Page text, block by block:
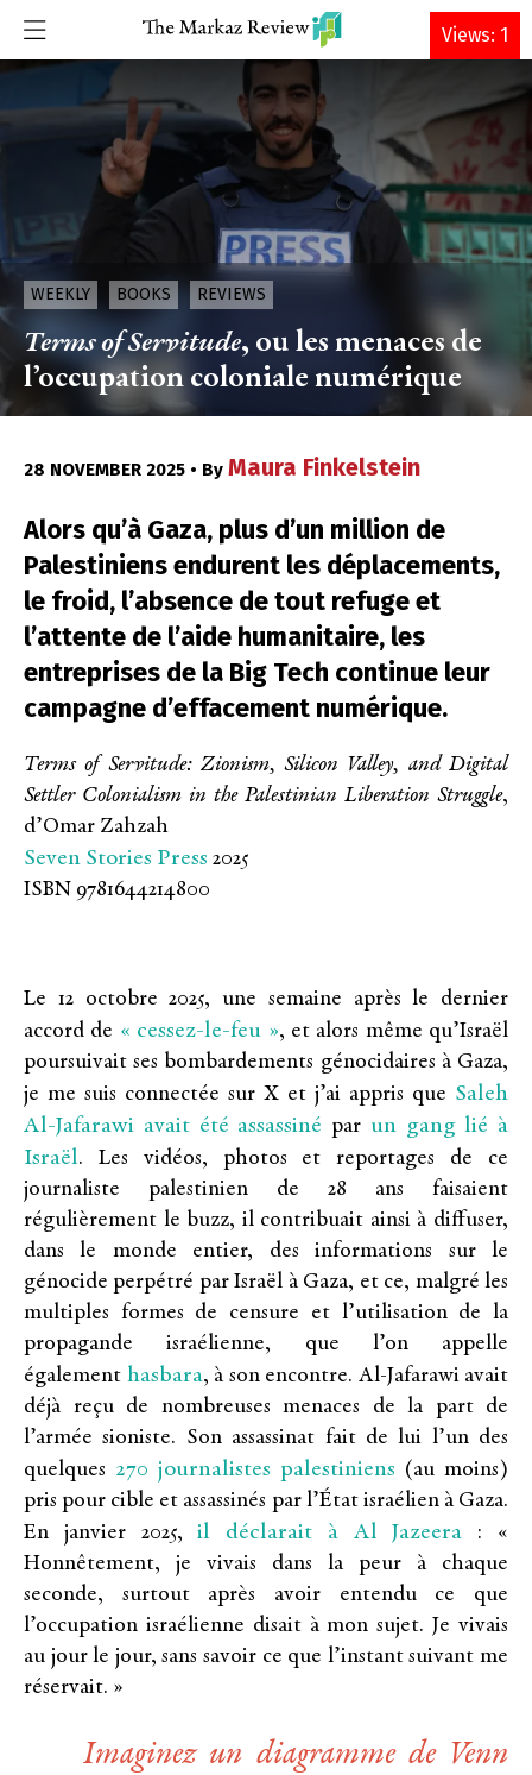
DONATE
WEEKLY BOOKS REVIEWS
Terms of Servitude, ou les menaces de
l’occupation coloniale numérique
28 NOVEMBER 2025 • By Maura Finkelstein
Alors qu’à Gaza, plus d’un million de
Palestiniens endurent les déplacements,
le froid, l’absence de tout refuge et
l’attente de l’aide humanitaire, les
entreprises de la Big Tech continue leur
campagne d’effacement numérique.
Terms of Servitude: Zionism, Silicon Valley, and Digital
Settler Colonialism in the Palestinian Liberation Struggle,
d’Omar Zahzah
Seven Stories Press 2025
ISBN 9781644214800
Le 12 octobre 2025, une semaine après le dernier
accord de « cessez-le-feu », et alors même qu’Israël
poursuivait ses bombardements génocidaires à Gaza,
je me suis connectée sur X et j’ai appris que Saleh
Al-Jafarawi avait été assassiné par un gang lié à
Israël. Les vidéos, photos et reportages de ce
journaliste palestinien de 28 ans faisaient
régulièrement le buzz, il contribuait ainsi à diffuser,
dans le monde entier, des informations sur le
génocide perpétré par Israël à Gaza, et ce, malgré les
multiples formes de censure et l’utilisation de la
propagande israélienne, que l’on appelle
également hasbara, à son encontre. Al-Jafarawi avait
déjà reçu de nombreuses menaces de la part de
l’armée sioniste. Son assassinat fait de lui l’un des
quelques 270 journalistes palestiniens (au moins)
pris pour cible et assassinés par l’État israélien à Gaza.
En janvier 2025,il déclarait à Al Jazeera : «
Honnêtement, je vivais dans la peur à chaque
seconde, surtout après avoir entendu ce que
l’occupation israélienne disait à mon sujet. Je vivais
au jour le jour, sans savoir ce que l’instant suivant me
réservait. »
Imaginez un diagramme de Venn
Views: 1